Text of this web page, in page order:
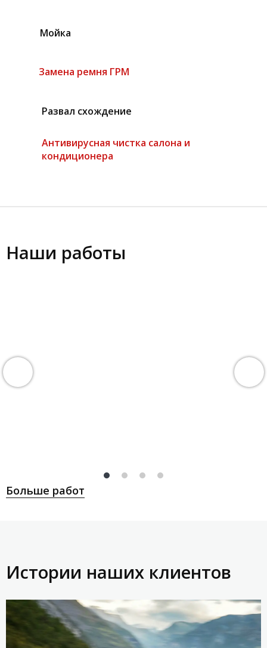
Мойка
Замена ремня ГРМ
Развал схождение
Антивирусная чистка салона и
кондиционера
Наши работы
Больше работ
Истории наших клиентов